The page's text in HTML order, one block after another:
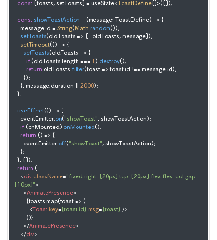
const [toasts, setToasts] = useState< ToastDefine[]>([]);
const showToastAction = (message: ToastDefine) => {
    message.
id = String(Math.random());
setToasts(oldToasts => [...oldToasts, message]);
setTimeout(() => {
setToasts(oldToasts => {
if (oldToasts.length === ) destroy();
return oldToasts.filter(toast => toast.id !== message.id);
    }, message.
duration 2000);
useEffect(() => {
    eventEmitter.
on("showToast", showToastAction);
if (onMounted) onMounted();
return () => {
      eventEmitter.
off("showToast", showToastAction);
return (
<div className="fixed right-[20px] top-[20px] flex flex-col gap-
[10px]">
<AnimatePresence>
< Toast key={toast.id} msg={toast} />
</AnimatePresence>
</div>